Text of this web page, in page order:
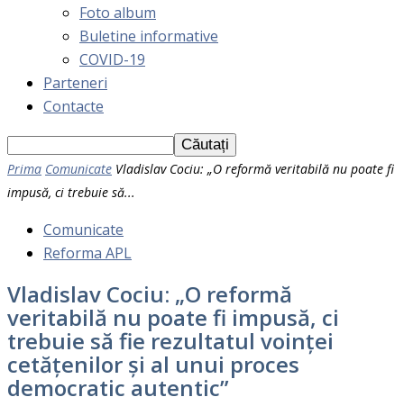
Foto album
Buletine informative
COVID-19
Parteneri
Contacte
Prima Comunicate Vladislav Cociu: „O reformă veritabilă nu poate fi
impusă, ci trebuie să...
Comunicate
Reforma APL
Vladislav Cociu: „O reformă
veritabilă nu poate fi impusă, ci
trebuie să fie rezultatul voinței
cetățenilor și al unui proces
democratic autentic”